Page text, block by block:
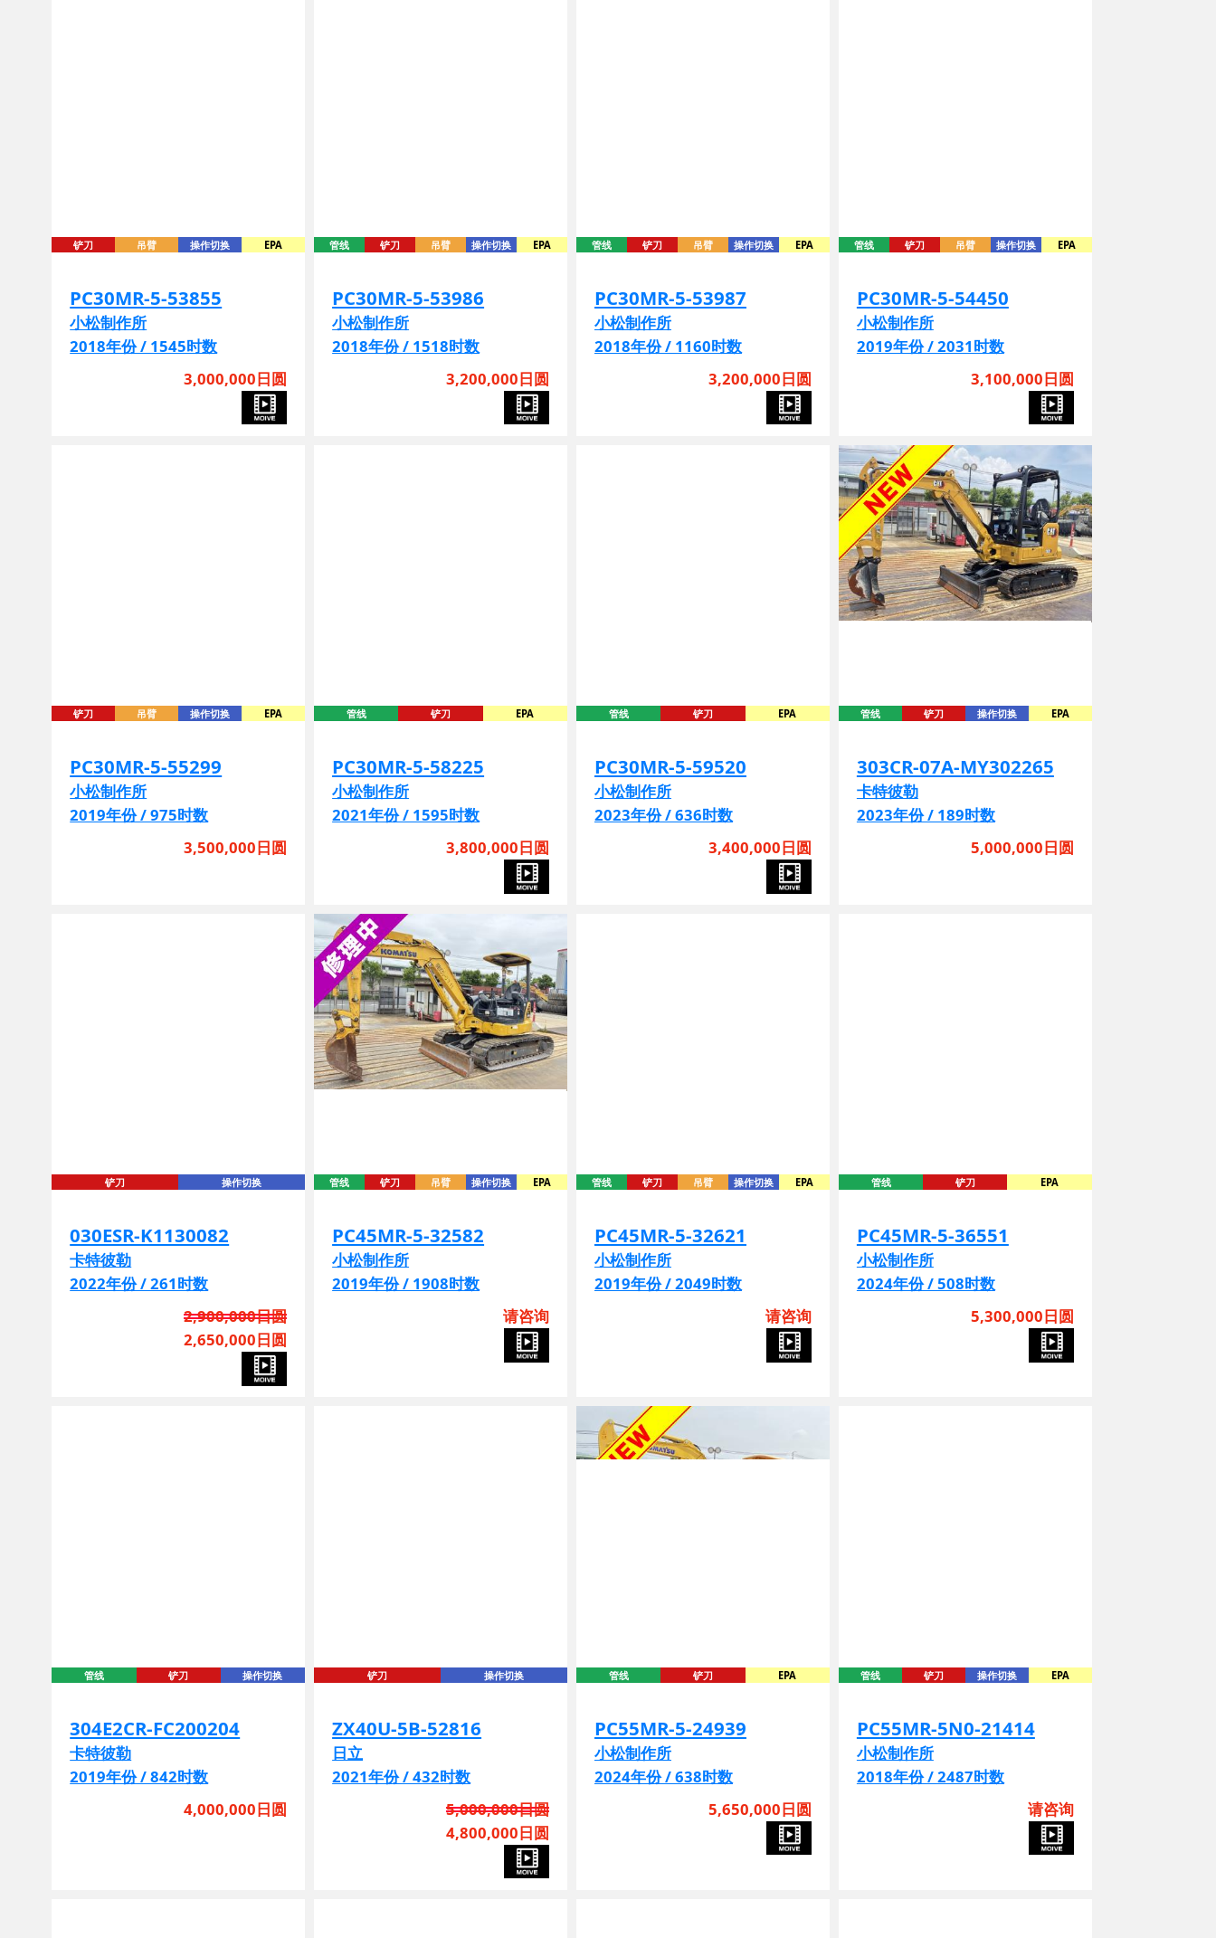
铲刀 吊臂 操作切换 EPA
PC30MR-5-53855
小松制作所
2018年份 / 1545时数
3,000,000日圆
管线 铲刀 吊臂 操作切换 EPA
PC30MR-5-53986
小松制作所
2018年份 / 1518时数
3,200,000日圆
管线 铲刀 吊臂 操作切换 EPA
PC30MR-5-53987
小松制作所
2018年份 / 1160时数
3,200,000日圆
管线 铲刀 吊臂 操作切换 EPA
PC30MR-5-54450
小松制作所
2019年份 / 2031时数
3,100,000日圆
铲刀 吊臂 操作切换 EPA
PC30MR-5-55299
小松制作所
2019年份 / 975时数
3,500,000日圆
管线 铲刀 EPA
PC30MR-5-58225
小松制作所
2021年份 / 1595时数
3,800,000日圆
管线 铲刀 EPA
PC30MR-5-59520
小松制作所
2023年份 / 636时数
3,400,000日圆
管线 铲刀 操作切换 EPA
303CR-07A-MY302265
卡特彼勒
2023年份 / 189时数
5,000,000日圆
铲刀 操作切换
030ESR-K1130082
卡特彼勒
2022年份 / 261时数
2,900,000日圆
2,650,000日圆
管线 铲刀 吊臂 操作切换 EPA
PC45MR-5-32582
小松制作所
2019年份 / 1908时数
请咨询
管线 铲刀 吊臂 操作切换 EPA
PC45MR-5-32621
小松制作所
2019年份 / 2049时数
请咨询
管线 铲刀 EPA
PC45MR-5-36551
小松制作所
2024年份 / 508时数
5,300,000日圆
管线 铲刀 操作切换
304E2CR-FC200204
卡特彼勒
2019年份 / 842时数
4,000,000日圆
铲刀 操作切换
ZX40U-5B-52816
日立
2021年份 / 432时数
5,000,000日圆
4,800,000日圆
管线 铲刀 EPA
PC55MR-5-24939
小松制作所
2024年份 / 638时数
5,650,000日圆
管线 铲刀 操作切换 EPA
PC55MR-5N0-21414
小松制作所
2018年份 / 2487时数
请咨询